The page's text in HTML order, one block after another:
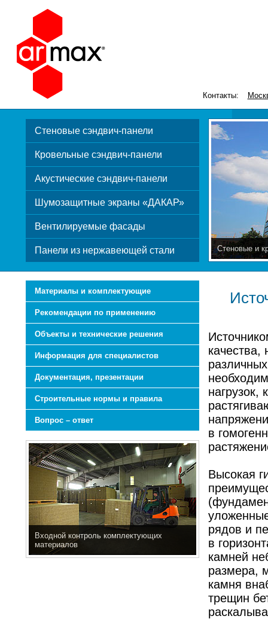
Контакты:
Стеновые сэндвич-панели
Кровельные сэндвич-панели
Акустические сэндвич-панели
Шумозащитные экраны «ДАКАР»
Вентилируемые фасады
Панели из нержавеющей стали
Материалы и комплектующие
Рекомендации по применению
Объекты и технические решения
Информация для специалистов
Документация, презентации
Строительные нормы и правила
Вопрос – ответ
Гусеничный пресс
качества,
нагрузок,
в
Высокая
рядов и
в
камней
размера,
камня
трещин